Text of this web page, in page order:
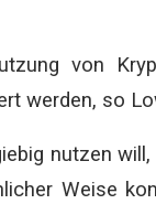
von
werden, so
nutzen
Weise